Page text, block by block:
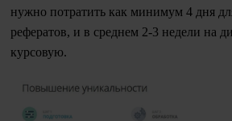
нужно потратить как минимум 4 дня
рефератов, и в среднем 2-3 недели на
курсовую.